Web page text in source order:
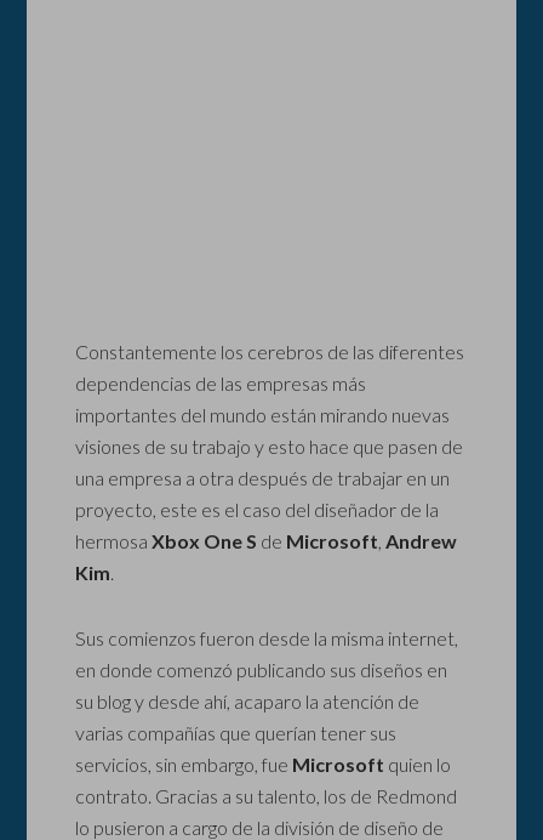
Constantemente los cerebros de las diferentes
dependencias de las empresas más
importantes del mundo están mirando nuevas
visiones de su trabajo y esto hace que pasen de
una empresa a otra después de trabajar en un
proyecto, este es el caso del diseñador de la
hermosaXbox One S de Microsoft,Andrew
Kim.
Sus comienzos fueron desde la misma internet,
en donde comenzó publicando sus diseños en
su blog y desde ahí, acaparo la atención de
varias compañías que querían tener sus
servicios, sin embargo, fue Microsoft quien lo
contrato. Gracias a su talento, los de Redmond
lo pusieron a cargo de la división de diseño de